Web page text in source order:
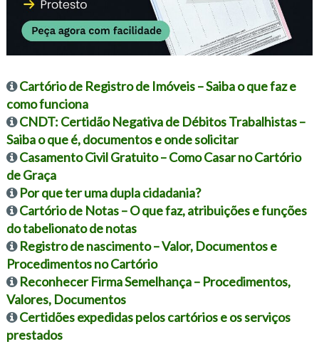
Cartório de Registro de Imóveis – Saiba o que faz e
como funciona
CNDT: Certidão Negativa de Débitos Trabalhistas –
Saiba o que é, documentos e onde solicitar
Casamento Civil Gratuito – Como Casar no Cartório
de Graça
Por que ter uma dupla cidadania?
Cartório de Notas – O que faz, atribuições e funções
do tabelionato de notas
Registro de nascimento – Valor, Documentos e
Procedimentos no Cartório
Reconhecer Firma Semelhança – Procedimentos,
Valores, Documentos
Certidões expedidas pelos cartórios e os serviços
prestados